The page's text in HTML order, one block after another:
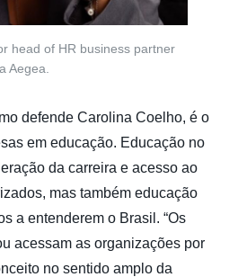
head of HR business partner
Aegea.
defende Carolina Coelho, é o
em educação. Educação no
da carreira e acesso ao
mas também educação
a entenderem o Brasil. “Os
acessam as organizações por
no sentido amplo da